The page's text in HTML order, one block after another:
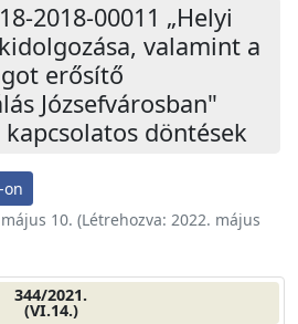
2018-00011 „Helyi
valamint a
erősítő
Józsefvárosban"
döntések
on
10. (Létrehozva: 2022. május
344/2021.
(VI.14.)